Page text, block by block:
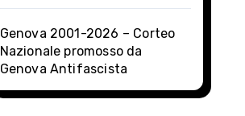
Genova 2001-2026 – Corteo
Nazionale promosso da
Genova Antifascista